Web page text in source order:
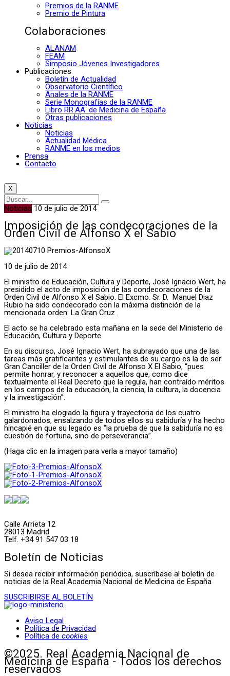
Premios de la RANME
Premio de Pintura
Colaboraciones
ALANAM
FEAM
Simposio Jóvenes Investigadores
Publicaciones
Boletín de Actualidad
Observatorio Científico
Anales de la RANME
Serie Monografías de la RANME
Libro RR.AA. de Medicina de España
Otras publicaciones
Noticias
Noticias
Actualidad Médica
RANME en los medios
Prensa
Contacto
X
Noticias 10 de julio de 2014
Imposición de las condecoraciones de la
Orden Civil de Alfonso X el Sabio
10 de julio de 2014
El ministro de Educación, Cultura y Deporte, José Ignacio Wert, ha
presidido el acto de imposición de las condecoraciones de la
Orden Civil de Alfonso X el Sabio. El Excmo. Sr. D. Manuel Diaz
Rubio ha sido condecorado con la máxima distinción de la
mencionada orden: La Gran Cruz .
El acto se ha celebrado esta mañana en la sede del Ministerio de
Educación, Cultura y Deporte.
En su discurso, José Ignacio Wert, ha subrayado que una de las
tareas más gratificantes y estimulantes de su cargo es la de ser
Gran Canciller de la Orden Civil de Alfonso X El Sabio, “pues
permite honrar, y reconocer a aquellos que, como dice
textualmente el Real Decreto que la regula, han contraído méritos
en los campos de la educación, la ciencia, la cultura, la docencia
y la investigación”.
El ministro ha elogiado la figura y trayectoria de los cuatro
galardonados, ensalzando de todos ellos su sabiduría y ha hecho
hincapié en que su legado es “la prueba de que la sabiduría no es
cuestión de fortuna, sino de perseverancia”.
(Haga clic en la imagen para verla a mayor tamaño)
Calle Arrieta 12
28013 Madrid
Telf. +34 91 547 03 18
Boletín de Noticias
Si desea recibir información periódica, suscríbase al boletín de
noticias de la Real Academia Nacional de Medicina de España
SUSCRIBIRSE AL BOLETÍN
Aviso Legal
Política de Privacidad
Política de cookies
©2025. Real Academia Nacional de
Medicina de España - Todos los derechos
reservados